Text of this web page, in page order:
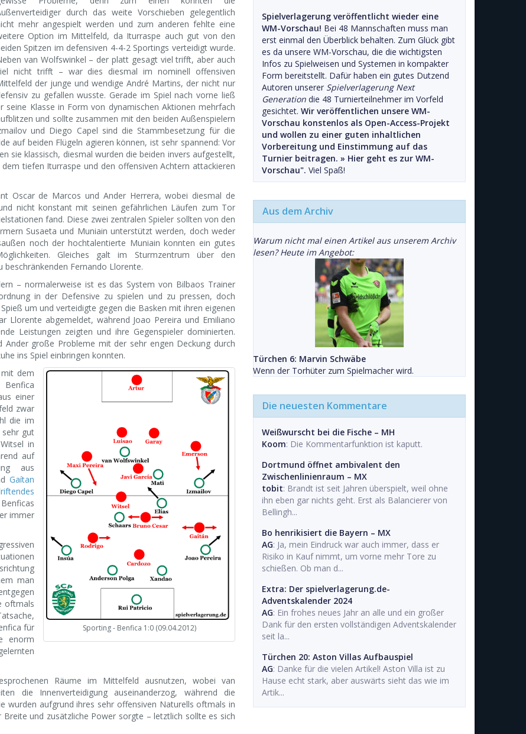
durch das weite Vorschieben gelegentlich
mehr angespielt werden und zum anderen fehlte eine
Option im Mittelfeld, da Iturraspe auch gut von den
Spitzen im defensiven 4-4-2 Sportings verteidigt wurde.
van Wolfswinkel – der platt gesagt viel trifft, aber auch
nicht trifft – war dies diesmal im nominell offensiven
der junge und wendige André Martins, der nicht nur
zu gefallen wusste. Gerade im Spiel nach vorne ließ
seine Klasse in Form von dynamischen Aktionen mehrfach
und sollte zusammen mit den beiden Außenspielern
und Diego Capel sind die Stammbesetzung für die
auf beiden Flügeln agieren können, ist sehr spannend: Vor
sie klassisch, diesmal wurden die beiden invers aufgestellt,
tiefen Iturraspe und den offensiven Achtern attackieren
Oscar de Marcos und Ander Herrera, wobei diesmal de
nicht konstant mit seinen gefährlichen Läufen zum Tor
fand. Diese zwei zentralen Spieler sollten von den
Susaeta und Muniain unterstützt werden, doch weder
noch der hochtalentierte Muniain konnten ein gutes
Gleiches galt im Sturmzentrum über den
Fernando Llorente.
– normalerweise ist es das System von Bilbaos Trainer
in der Defensive zu spielen und zu pressen, doch
um und verteidigte gegen die Basken mit ihren eigenen
Llorente abgemeldet, während Joao Pereira und Emiliano
Leistungen zeigten und ihre Gegenspieler dominierten.
große Probleme mit der sehr engen Deckung durch
ins Spiel einbringen konnten.
Sporting - Benfica 1:0 (09.04.2012)
mit dem
Benfica
einer
zwar
die im
sehr gut
in
auf
aus
Gaítan
immer
man
oftmals
für
enorm
Räume im Mittelfeld ausnutzen, wobei van
die Innenverteidigung auseinanderzog, während die
wurden aufgrund ihres sehr offensiven Naturells oftmals in
und zusätzliche Power sorgte – letztlich sollte es sich
Spielverlagerung veröffentlicht wieder eine
WM-Vorschau! Bei 48 Mannschaften muss man
erst einmal den Überblick behalten. Zum Glück gibt
es da unsere WM-Vorschau, die die wichtigsten
Infos zu Spielweisen und Systemen in kompakter
Form bereitstellt. Dafür haben ein gutes Dutzend
Autoren unserer Spielverlagerung Next
Generation die 48 Turnierteilnehmer im Vorfeld
gesichtet. Wir veröffentlichen unsere WM-
Vorschau konstenlos als Open-Access-Projekt
und wollen zu einer guten inhaltlichen
Vorbereitung und Einstimmung auf das
Turnier beitragen. » Hier geht es zur WM-
Vorschau". Viel Spaß!
Aus dem Archiv
Warum nicht mal einen Artikel aus unserem Archiv
lesen? Heute im Angebot:
Türchen 6: Marvin Schwäbe
Wenn der Torhüter zum Spielmacher wird.
Die neuesten Kommentare
Weißwurscht bei die Fische – MH
Koom: Die Kommentarfunktion ist kaputt.
Dortmund öffnet ambivalent den
Zwischenlinienraum – MX
tobit: Brandt ist seit Jahren überspielt, weil ohne
ihn eben gar nichts geht. Erst als Balancierer von
Bellingh...
Bo henrikisiert die Bayern – MX
AG: Ja, mein Eindruck war auch immer, dass er
Risiko in Kauf nimmt, um vorne mehr Tore zu
schießen. Ob man d...
Extra: Der spielverlagerung.de-
Adventskalender 2024
AG: Ein frohes neues Jahr an alle und ein großer
Dank für den ersten vollständigen Adventskalender
seit la...
Türchen 20: Aston Villas Aufbauspiel
AG: Danke für die vielen Artikel! Aston Villa ist zu
Hause echt stark, aber auswärts sieht das wie im
Artik...